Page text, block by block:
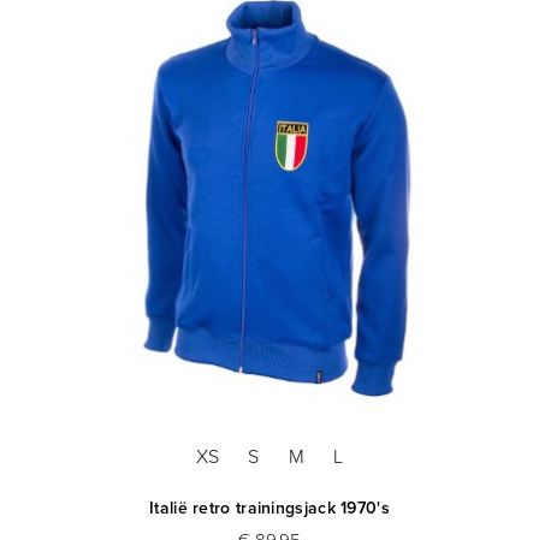
XS S M L
Italië retro trainingsjack 1970's